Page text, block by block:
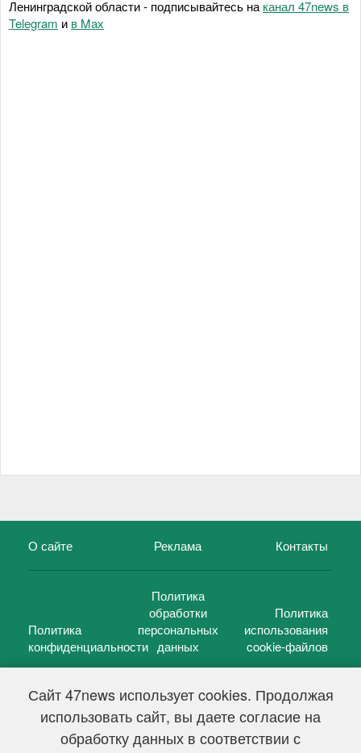
Сайт 47news использует cookies. Продолжая
использовать сайт, вы даете согласие на
обработку данных в соответствии с
Ленинградской области - подписывайтесь на канал 47news в
Telegram и в Maх
О сайте Реклама Контакты
Политика
конфиденциальности
Политика
обработки
персональных
данных
Политика
использования
cookie-файлов
47 новостей (47 news)2005 — 2026 г.
Свидетельство о регистрации СМИ Эл № ФС 77-39848, выдано